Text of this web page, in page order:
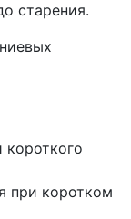
старения.
короткого
при коротком